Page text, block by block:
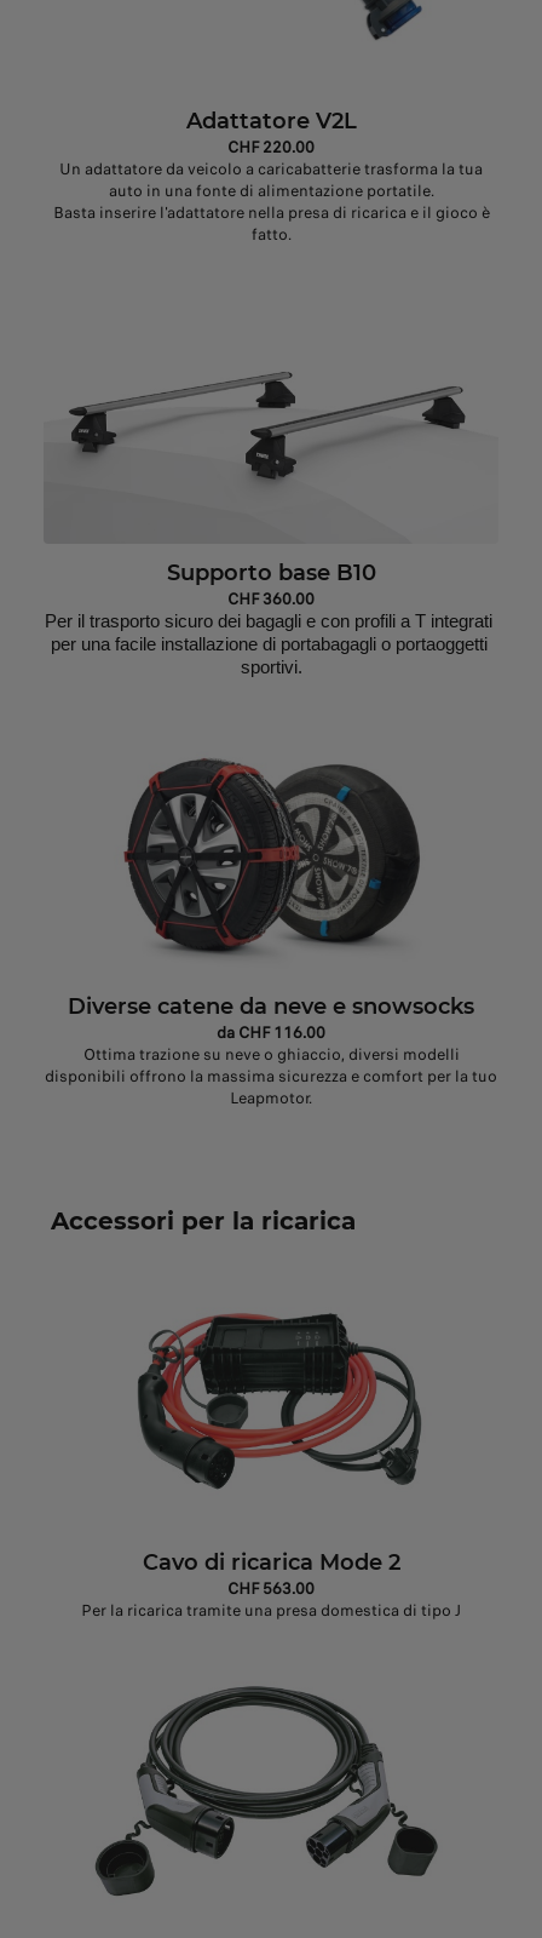
Adattatore V2L
CHF 220.00
Un adattatore da veicolo a caricabatterie trasforma la tua
auto in una fonte di alimentazione portatile.
Basta inserire l'adattatore nella presa di ricarica e il gioco è
fatto.
Supporto base B10
CHF 360.00
Per il trasporto sicuro dei bagagli e con profili a T integrati
per una facile installazione di portabagagli o portaoggetti
sportivi.
Diverse catene da neve e snowsocks
da CHF 116.00
Ottima trazione su neve o ghiaccio, diversi modelli
disponibili offrono la massima sicurezza e comfort per la tuo
Leapmotor.
Accessori per la ricarica
Cavo di ricarica Mode 2
CHF 563.00
Per la ricarica tramite una presa domestica di tipo J